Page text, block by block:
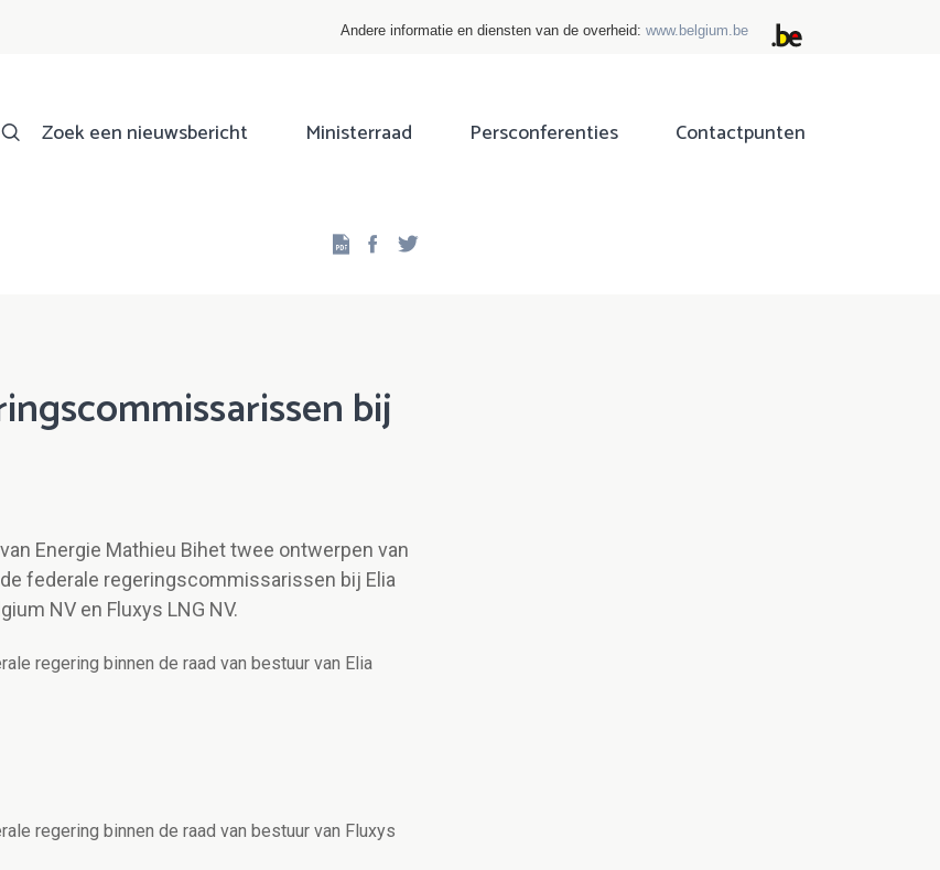
Andere informatie en diensten van de overheid: www.belgium.be
Zoek een nieuwsbericht Ministerraad Persconferenties Contactpunten
Facebook
bij
Energie Mathieu Bihet twee ontwerpen van
federale regeringscommissarissen bij Elia
NV en Fluxys LNG NV.
regering binnen de raad van bestuur van Elia
regering binnen de raad van bestuur van Fluxys